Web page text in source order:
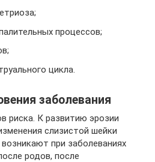
процессов;
цикла.
заболевания
риска. К развитию эрозии
слизистой шейки
при заболеваниях
родов, после